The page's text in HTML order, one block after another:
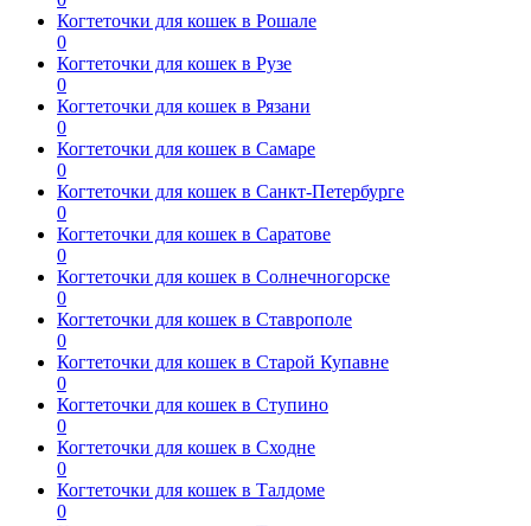
Когтеточки для кошек в Рошале
0
Когтеточки для кошек в Рузе
0
Когтеточки для кошек в Рязани
0
Когтеточки для кошек в Самаре
0
Когтеточки для кошек в Санкт-Петербурге
0
Когтеточки для кошек в Саратове
0
Когтеточки для кошек в Солнечногорске
0
Когтеточки для кошек в Ставрополе
0
Когтеточки для кошек в Старой Купавне
0
Когтеточки для кошек в Ступино
0
Когтеточки для кошек в Сходне
0
Когтеточки для кошек в Талдоме
0